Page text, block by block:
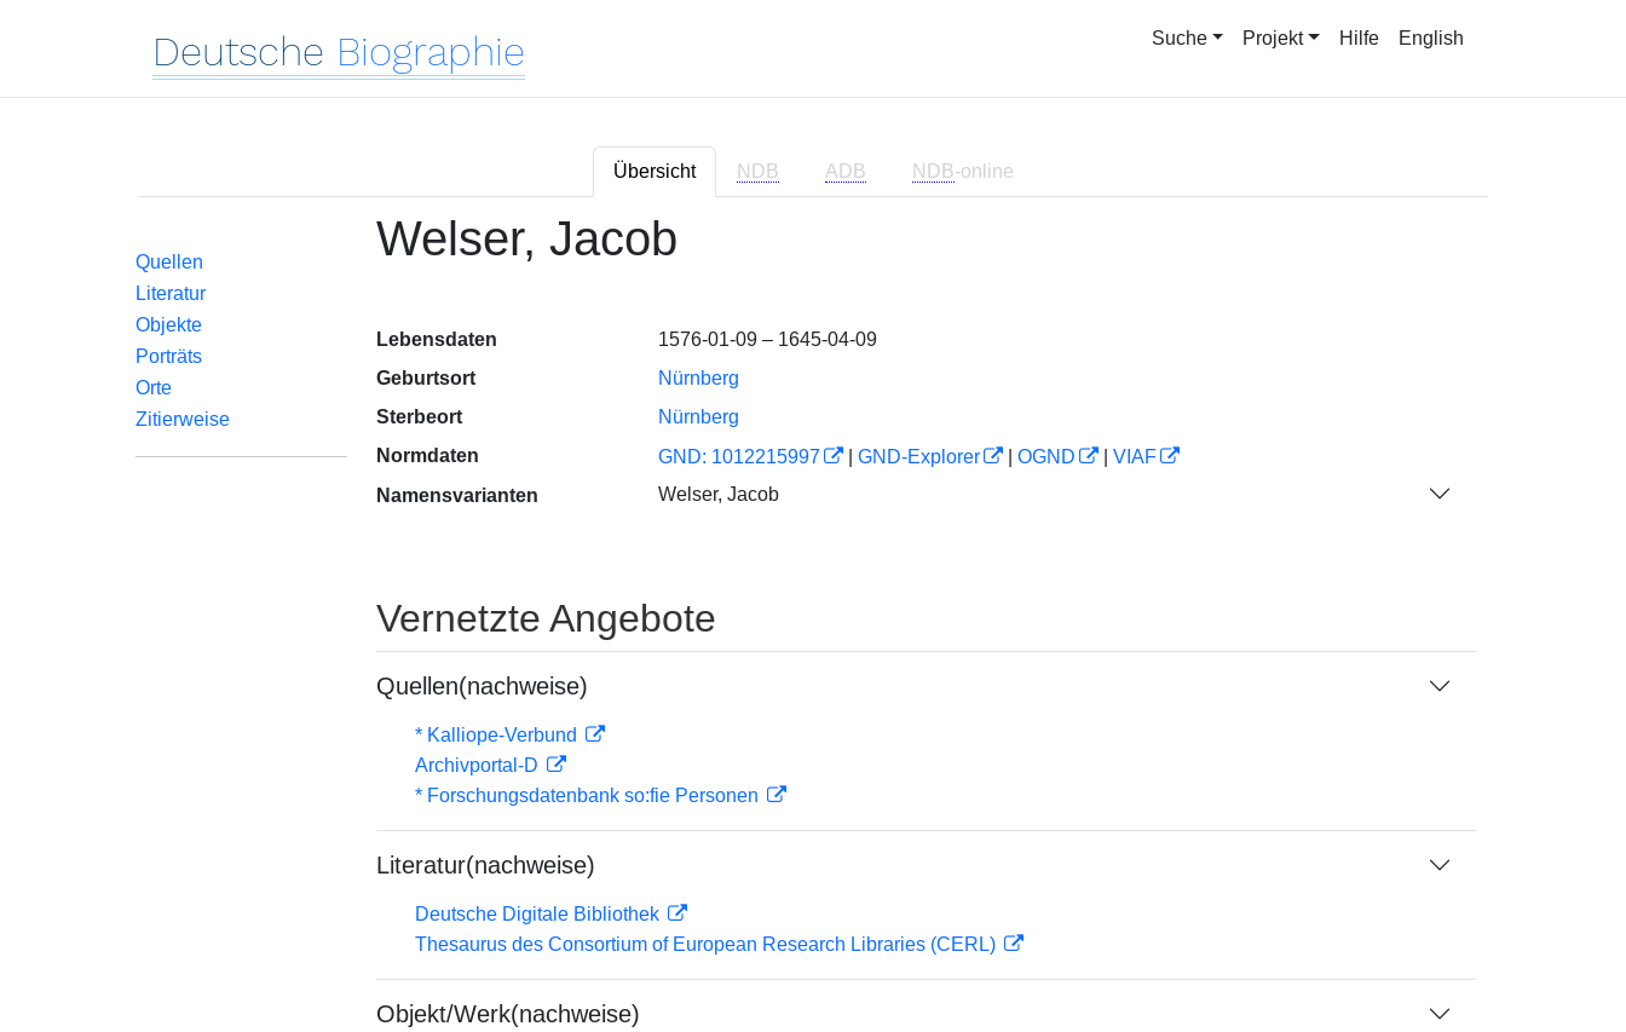
Deutsche Biographie Suche Projekt Hilfe English
Übersicht NDB ADB NDB-online
Quellen
Literatur
Objekte
Porträts
Orte
Zitierweise
Welser, Jacob
Lebensdaten
1576-01-09 – 1645-04-09
Geburtsort
Nürnberg
Sterbeort
Nürnberg
Normdaten
GND: 1012215997 GND-Explorer OGND
VIAF
Namensvarianten
Welser, Jacob
Vernetzte Angebote
Quellen(nachweise)
* Kalliope-Verbund
Archivportal-D
* Forschungsdatenbank so:fie Personen
Literatur(nachweise)
Deutsche Digitale Bibliothek
Thesaurus des Consortium of European Research Libraries (CERL)
Objekt/Werk(nachweise)